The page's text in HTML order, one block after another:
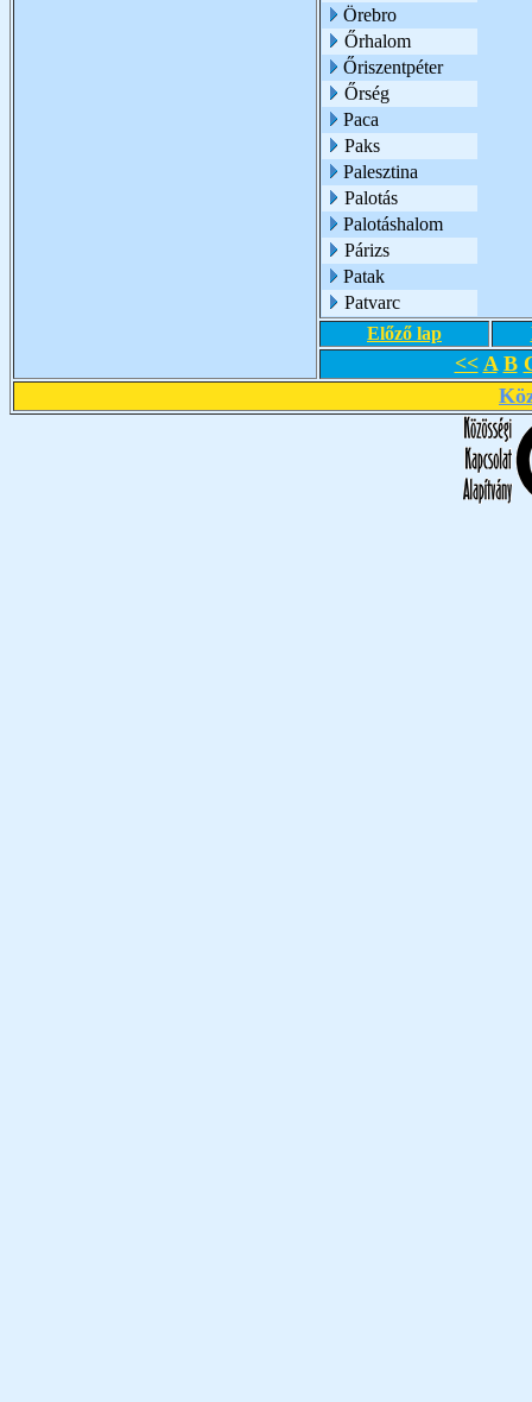
Örebro
Őrhalom
Őriszentpéter
Őrség
Paca
Paks
Palesztina
Palotás
Palotáshalom
Párizs
Patak
Patvarc
Előző lap
<< A B